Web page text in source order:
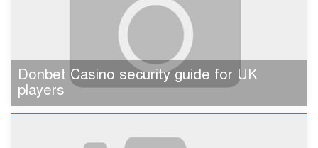
Donbet Casino security guide for UK
players